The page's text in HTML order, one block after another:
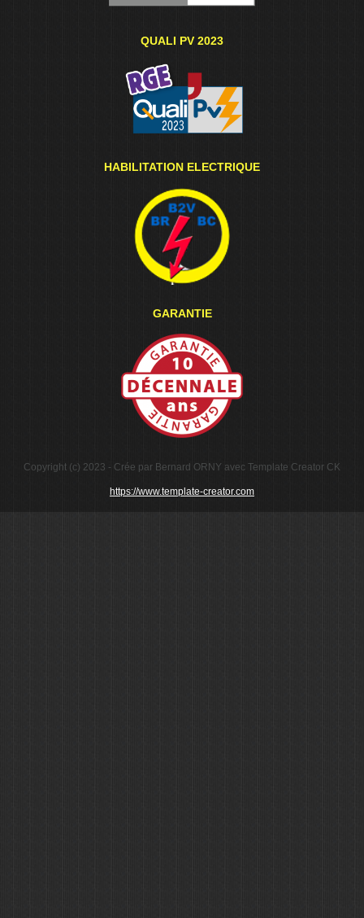
QUALI PV 2023
HABILITATION ELECTRIQUE
GARANTIE
Copyright (c) 2023 - Crée par Bernard ORNY avec Template Creator CK
https://www.template-creator.com